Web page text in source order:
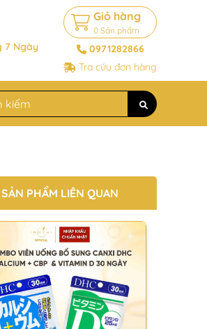
7 Ngày
Giỏ hàng
0 Sản phẩm
0971282866
Tra cứu đơn hàng
SẢN PHẨM LIÊN QUAN